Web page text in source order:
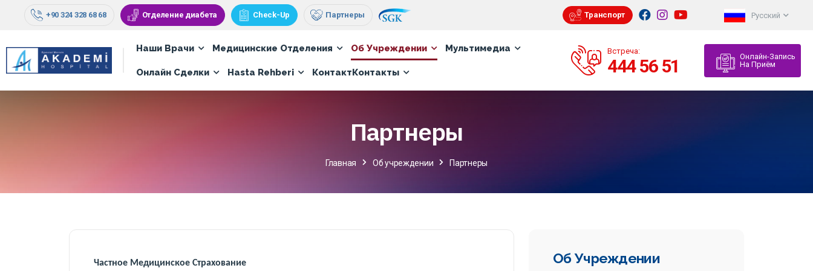
+90 324 328 68 68 Отделение диабета Check-Up Партнеры Транспорт Русский
Наши Врачи Медицинские Отделения Об Учреждении Мультимедиа
Онлайн Сделки Hasta Rehberi КонтактКонтакты
Встреча:
444 56 51
Онлайн-Запись
На Приём
Партнеры
Главная Об учреждении Партнеры
Частное Медицинское Страхование Об Учреждении